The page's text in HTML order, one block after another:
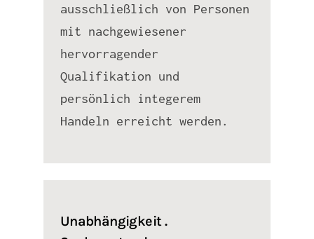
ausschließlich von Personen
mit nachgewiesener
hervorragender
Qualifikation und
persönlich integerem
Handeln erreicht werden.
Unabhängigkeit .